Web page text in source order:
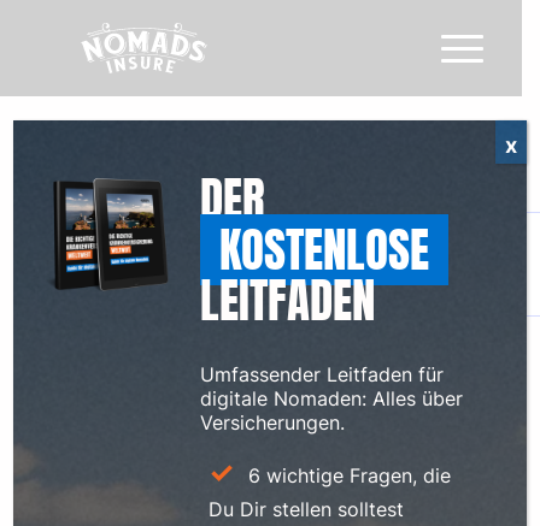
DER
KOSTENLOSE
LEITFADEN
Umfassender Leitfaden für
digitale Nomaden: Alles über
Versicherungen.
6 wichtige Fragen, die
Du Dir stellen solltest
x